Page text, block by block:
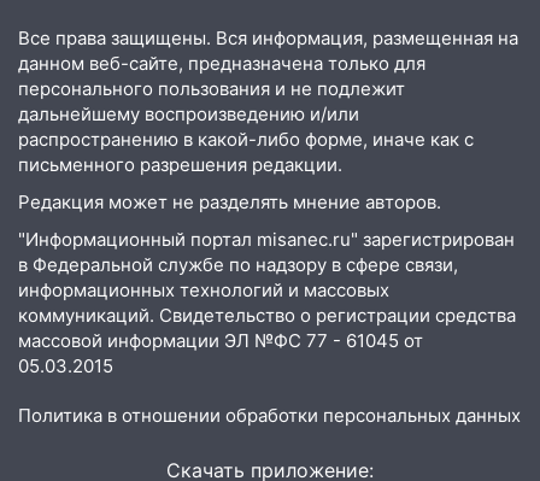
13:35 Непогода продолжает бить по
транспорту: в Ульяновске трамвай
сошёл с рельсов
13:22 Упавшие деревья перекрыли
дороги в Ульяновске: фото
закончится сегодня: сильные ливни
сохранятся 9 августа
13:15 Трижды «брал в долг» без спроса:
житель Вешкаймского района похитил у
знакомого 191 тысячу рублей
13:14
Ураган оторвал светофор на
Все права защищены. Вся информация, размещенная на
данном веб-сайте, предназначена только для
персонального пользования и не подлежит
дальнейшему воспроизведению и/или
распространению в какой-либо форме, иначе как с
письменного разрешения редакции.
Редакция может не разделять мнение авторов.
"Информационный портал misanec.ru" зарегистрирован
в Федеральной службе по надзору в сфере связи,
информационных технологий и массовых
коммуникаций. Свидетельство о регистрации средства
массовой информации ЭЛ №ФС 77 - 61045 от
05.03.2015
Политика в отношении обработки персональных данных
Скачать приложение: